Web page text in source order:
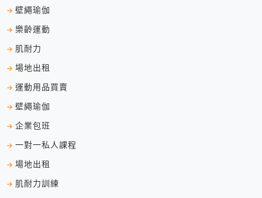
壁繩瑜伽
樂齡運動
肌耐力
場地出租
運動用品買賣
壁繩瑜伽
企業包班
一對一私人課程
場地出租
肌耐力訓練